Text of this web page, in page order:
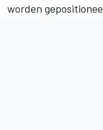
worden